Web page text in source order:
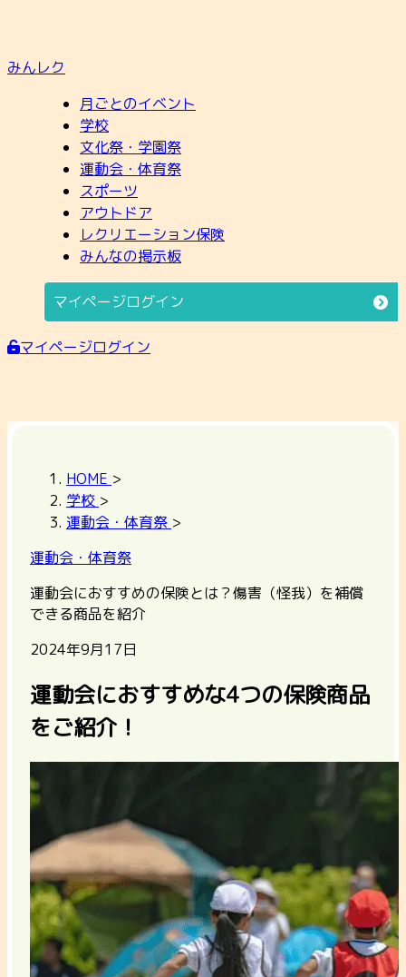
みんレク
月ごとのイベント
学校
文化祭・学園祭
運動会・体育祭
スポーツ
アウトドア
レクリエーション保険
みんなの掲示板
マイページログイン
マイページログイン
HOME >
学校 >
運動会・体育祭 >
運動会・体育祭
運動会におすすめの保険とは？傷害（怪我）を補償
できる商品を紹介
2024年9月17日
運動会におすすめな4つの保険商品
をご紹介！